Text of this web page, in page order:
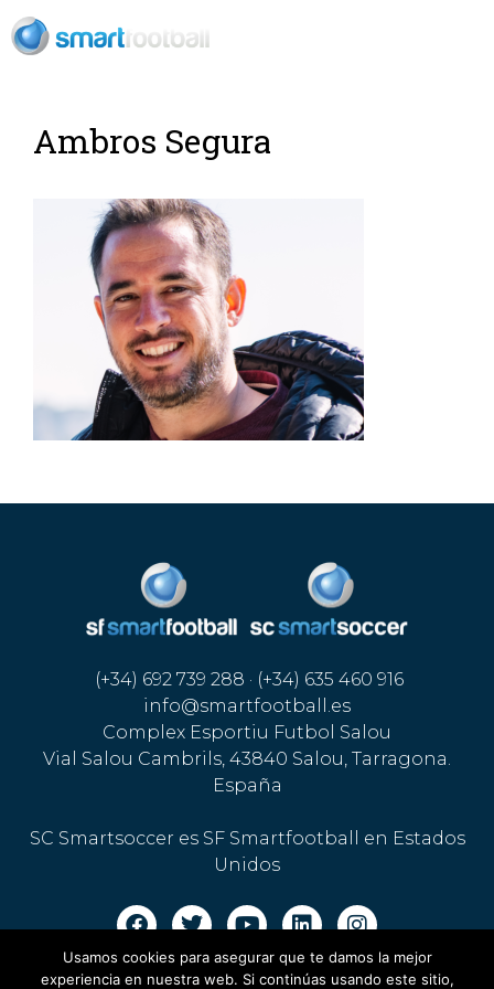
Ambros Segura
(+34) 692 739 288 · (+34) 635 460 916
info@smartfootball.es
Complex Esportiu Futbol Salou
Vial Salou Cambrils, 43840 Salou, Tarragona.
España
SC Smartsoccer es SF Smartfootball en Estados
Unidos
Aviso legal · Política de cookies·Política de privacidad
Usamos cookies para asegurar que te damos la mejor
experiencia en nuestra web. Si continúas usando este sitio,